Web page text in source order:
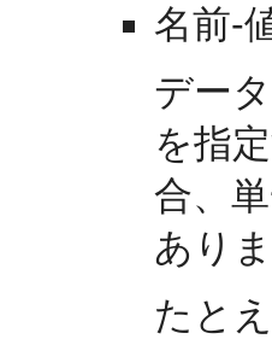
名前-
デー
を指
合、
ありま
たと